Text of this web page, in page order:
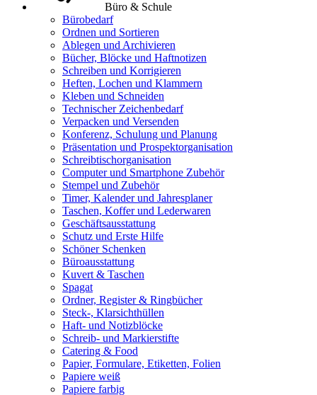
Büro & Schule
Bürobedarf
Ordnen und Sortieren
Ablegen und Archivieren
Bücher, Blöcke und Haftnotizen
Schreiben und Korrigieren
Heften, Lochen und Klammern
Kleben und Schneiden
Technischer Zeichenbedarf
Verpacken und Versenden
Konferenz, Schulung und Planung
Präsentation und Prospektorganisation
Schreibtischorganisation
Computer und Smartphone Zubehör
Stempel und Zubehör
Timer, Kalender und Jahresplaner
Taschen, Koffer und Lederwaren
Geschäftsausstattung
Schutz und Erste Hilfe
Schöner Schenken
Büroausstattung
Kuvert & Taschen
Spagat
Ordner, Register & Ringbücher
Steck-, Klarsichthüllen
Haft- und Notizblöcke
Schreib- und Markierstifte
Catering & Food
Papier, Formulare, Etiketten, Folien
Papiere weiß
Papiere farbig